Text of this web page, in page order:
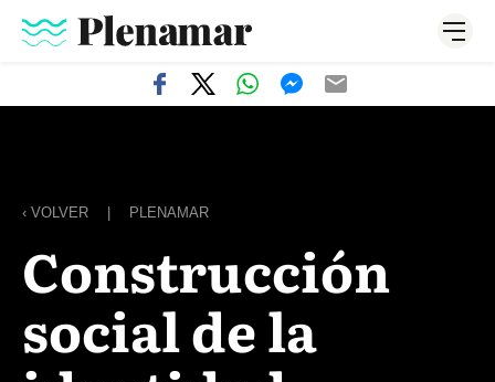
‹ VOLVER PLENAMAR
Construcción
social de la